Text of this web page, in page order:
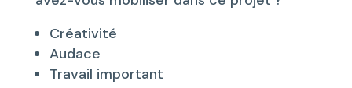
Créativité
Audace
Travail important